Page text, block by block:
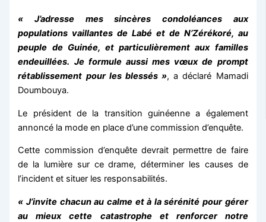
« J’adresse mes sincères condoléances aux
populations vaillantes de Labé et de N’Zérékoré, au
peuple de Guinée, et particulièrement aux familles
endeuillées. Je formule aussi mes vœux de prompt
rétablissement pour les blessés », a déclaré Mamadi
Doumbouya.
Le président de la transition guinéenne a également
annoncé la mode en place d’une commission d’enquête.
Cette commission d’enquête devrait permettre de faire
de la lumière sur ce drame, déterminer les causes de
l’incident et situer les responsabilités.
« J’invite chacun au calme et à la sérénité pour gérer
au mieux cette catastrophe et renforcer notre